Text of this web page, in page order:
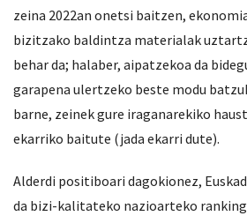
zeina 2022an onetsi baitzen,
bizitzako baldintza materialak
behar da; halaber, aipatzekoa da
garapena ulertzeko beste modu
barne, zeinek gure iraganarekiko
ekarriko baitute (jada ekarri dute).
Alderdi positiboari dagokionez,
da bizi-kalitateko nazioarteko